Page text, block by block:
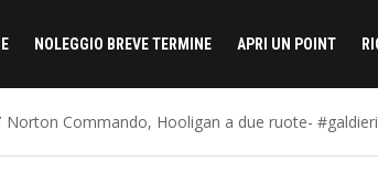
NOLEGGIO BREVE TERMINE APRI UN POINT
Norton Commando, Hooligan a due ruote-